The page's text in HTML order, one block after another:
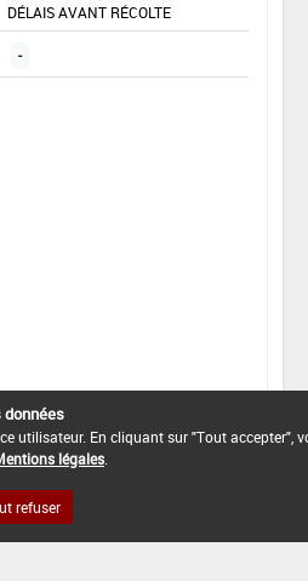
DÉLAIS AVANT RÉCOLTE
-
données
En cliquant sur "Tout accepter",
légales
refuser